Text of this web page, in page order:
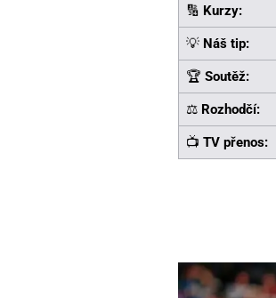
🔢 Kurzy:
💡 Náš tip:
🏆 Soutěž:
⚖️ Rozhodčí:
📺 TV přenos: